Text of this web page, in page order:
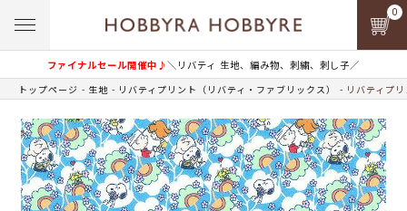
ファイナルセール開催中♪＼リバティ 生地、編み物、刺繍、刺し子／
0
トップページ 生地 リバティプリント（リバティ・ファブリックス） リバティプ